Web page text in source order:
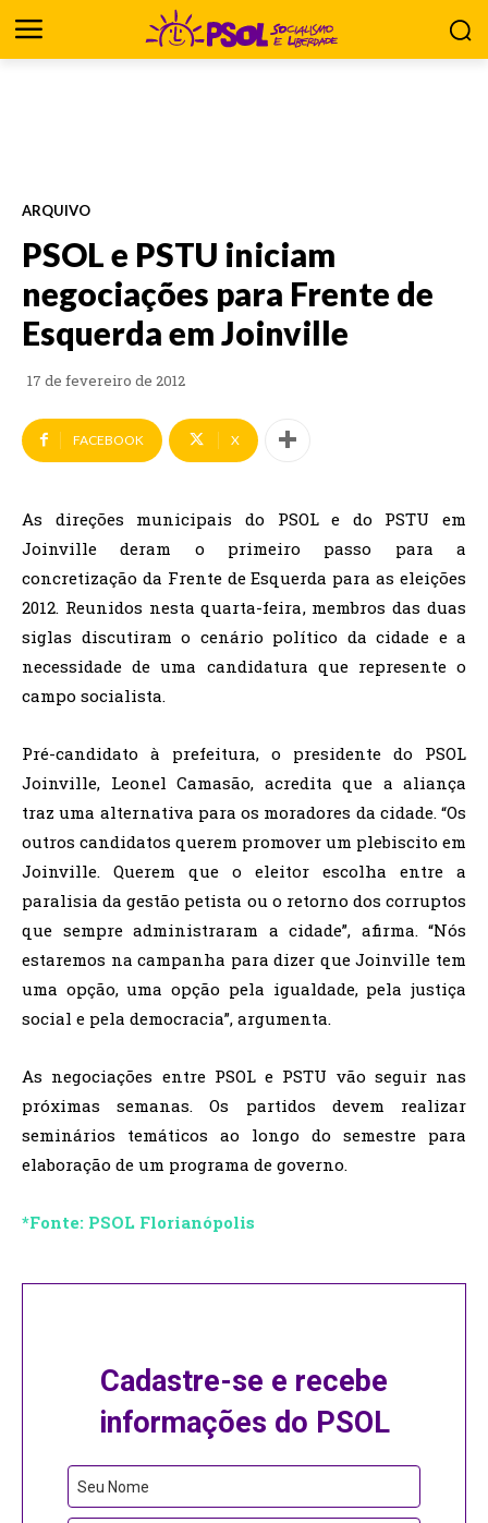
ARQUIVO
PSOL e PSTU iniciam
negociações para Frente de
Esquerda em Joinville
17 de fevereiro de 2012
FACEBOOK X
As direções municipais do PSOL e do PSTU em
Joinville deram o primeiro passo para a
concretização da Frente de Esquerda para as eleições
2012. Reunidos nesta quarta-feira, membros das duas
siglas discutiram o cenário político da cidade e a
necessidade de uma candidatura que represente o
campo socialista.
Pré-candidato à prefeitura, o presidente do PSOL
Joinville, Leonel Camasão, acredita que a aliança
traz uma alternativa para os moradores da cidade. “Os
outros candidatos querem promover um plebiscito em
Joinville. Querem que o eleitor escolha entre a
paralisia da gestão petista ou o retorno dos corruptos
que sempre administraram a cidade”, afirma. “Nós
estaremos na campanha para dizer que Joinville tem
uma opção, uma opção pela igualdade, pela justiça
social e pela democracia”, argumenta.
As negociações entre PSOL e PSTU vão seguir nas
próximas semanas. Os partidos devem realizar
seminários temáticos ao longo do semestre para
elaboração de um programa de governo.
*Fonte: PSOL Florianópolis
Cadastre-se e recebe
informações do PSOL
Seu Nome